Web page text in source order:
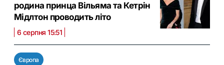
родина принца Вільяма та Кетрін
Мідлтон проводить літо
6 серпня 15:51
Європа